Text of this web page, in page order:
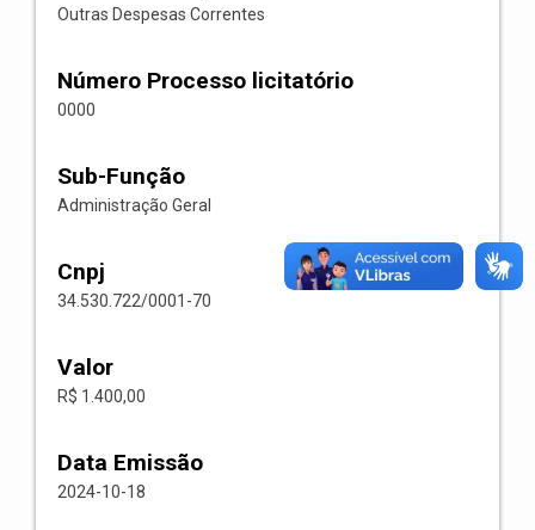
Outras Despesas Correntes
Número Processo licitatório
0000
Sub-Função
Administração Geral
Cnpj
34.530.722/0001-70
Valor
R$ 1.400,00
Data Emissão
2024-10-18